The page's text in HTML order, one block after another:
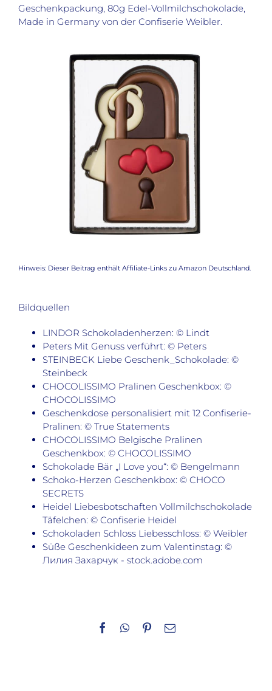
Geschenkpackung, 80g Edel-Vollmilchschokolade,
Made in Germany von der Confiserie Weibler.
Hinweis: Dieser Beitrag enthält Affiliate-Links zu Amazon Deutschland.
Bildquellen
LINDOR Schokoladenherzen: © Lindt
Peters Mit Genuss verführt: © Peters
STEINBECK Liebe Geschenk_Schokolade: ©
Steinbeck
CHOCOLISSIMO Pralinen Geschenkbox: ©
CHOCOLISSIMO
Geschenkdose personalisiert mit 12 Confiserie-
Pralinen: © True Statements
CHOCOLISSIMO Belgische Pralinen
Geschenkbox: © CHOCOLISSIMO
Schokolade Bär „I Love you“: © Bengelmann
Schoko-Herzen Geschenkbox: © CHOCO
SECRETS
Heidel Liebesbotschaften Vollmilchschokolade
Täfelchen: © Confiserie Heidel
Schokoladen Schloss Liebesschloss: © Weibler
Süße Geschenkideen zum Valentinstag: ©
Лилия Захарчук - stock.adobe.com
Facebook
WhatsApp
Pinterest
E-